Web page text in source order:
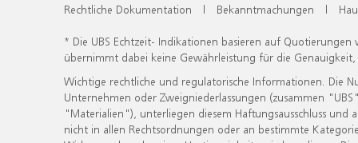
Rechtliche Dokumentation | Bekanntmachungen |
* Die UBS Echtzeit- Indikationen basieren auf
übernimmt dabei keine Gewährleistung für die
Wichtige rechtliche und regulatorische Informationen. Die
Unternehmen oder Zweigniederlassungen (zusammen
"Materialien"), unterliegen diesem Haftungsausschluss
nicht in allen Rechtsordnungen oder an bestimmte